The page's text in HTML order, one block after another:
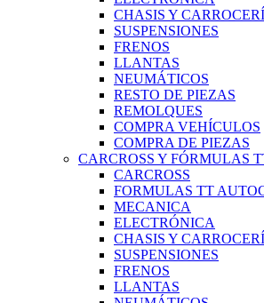
CHASIS Y
SUSPENSIONES
FRENOS
LLANTAS
NEUMÁTICOS
RESTO DE PIEZAS
REMOLQUES
COMPRA VEHÍCULOS
COMPRA DE PIEZAS
CARCROSS Y FÓRMULAS
CARCROSS
FORMULAS TT
MECANICA
ELECTRÓNICA
CHASIS Y
SUSPENSIONES
FRENOS
LLANTAS